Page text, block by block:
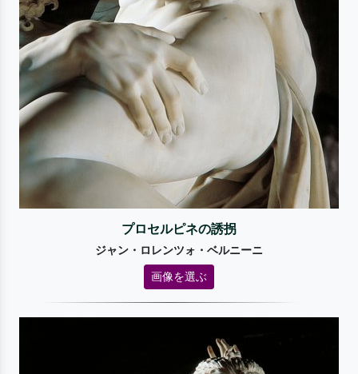
プロセルピネの誘拐
ジャン・ロレンツォ・ベルニーニ
画像を選ぶ